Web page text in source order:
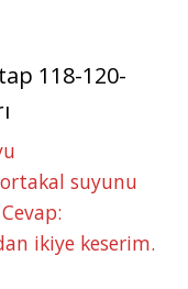
118-120-
suyunu
ikiye keserim.